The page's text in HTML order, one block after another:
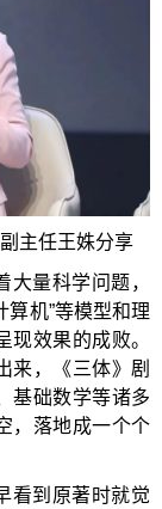
主任王姝分享
量科学问题，
算机”等模型和理
效果的成败。
来，《三体》剧
基础数学等诸多
，落地成一个个
看到原著时就觉